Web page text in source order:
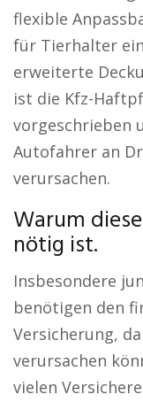
flexible
für Tierhalter
erweiterte
ist die Kfz-
vorgeschrieben
Autofahrer an
verursachen.
Warum
nötig ist.
Insbesondere
benötigen den
Versicherung,
verursachen
vielen